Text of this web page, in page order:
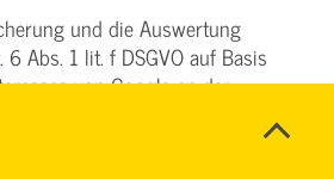
und die Auswertung
Abs. 1 lit. f DSGVO auf Basis
von Google an der
Werbung,
oder der bedarfsgerechten